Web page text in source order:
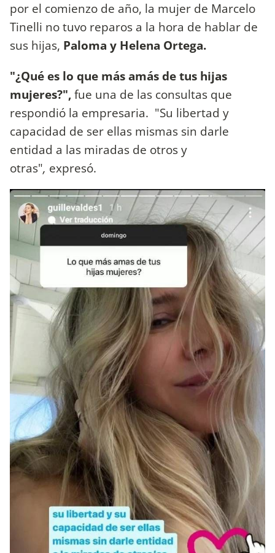
por el comienzo de año, la mujer de Marcelo
Tinelli no tuvo reparos a la hora de hablar de
sus hijas, Paloma y Helena Ortega.
"¿Qué es lo que más amás de tus hijas
mujeres?",fue una de las consultas que
respondió la empresaria. "Su libertad y
capacidad de ser ellas mismas sin darle
entidad a las miradas de otros y
otras", expresó.